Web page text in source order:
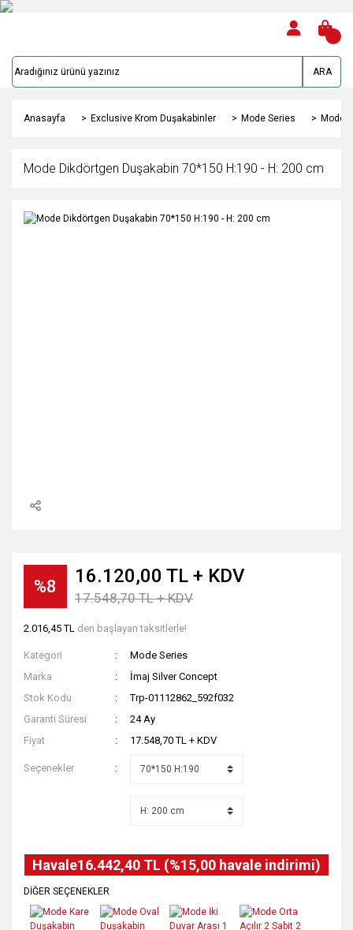
ARA
Anasayfa Exclusive Krom Duşakabinler Mode Series Mode
Mode Dikdörtgen Duşakabin 70*150 H:190 - H: 200 cm
%8 16.120,00 TL + KDV
17.548,70 TL + KDV
2.016,45 TL den başlayan taksitlerle!
Kategori
Mode Series
Marka
İmaj Silver Concept
Stok Kodu
Trp-01112862_592f032
Garanti Süresi
24 Ay
Fiyat
17.548,70 TL + KDV
Seçenekler
Havale16.442,40 TL (%15,00 havale indirimi)
DİĞER SEÇENEKLER